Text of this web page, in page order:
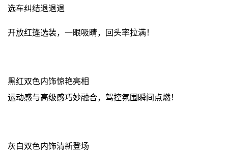
选车纠结退退退
开放红篷选装，一眼吸睛，回头率拉满！
黑红双色内饰惊艳亮相
运动感与高级感巧妙融合，驾控氛围瞬间点燃！
灰白双色内饰清新登场